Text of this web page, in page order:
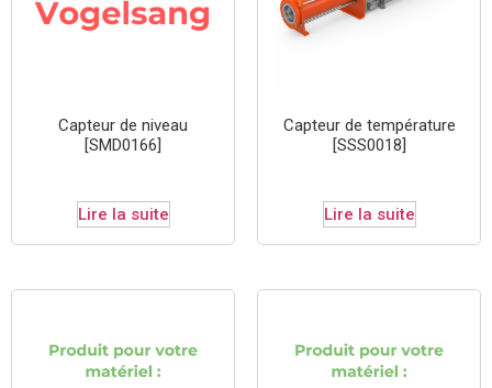
Capteur de niveau
[SMD0166]
Lire la suite
Capteur de température
[SSS0018]
Lire la suite